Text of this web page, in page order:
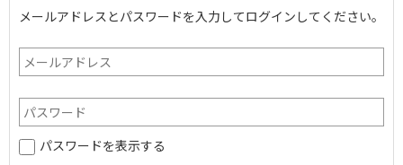
メールアドレスとパスワードを入力してログインしてください。
パスワードを表示する